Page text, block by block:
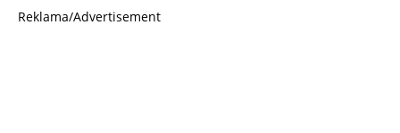
Reklama/Advertisement